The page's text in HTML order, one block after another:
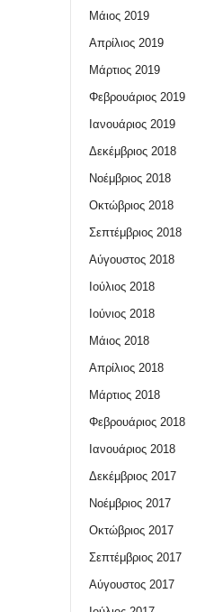
Μάιος 2019
Απρίλιος 2019
Μάρτιος 2019
Φεβρουάριος 2019
Ιανουάριος 2019
Δεκέμβριος 2018
Νοέμβριος 2018
Οκτώβριος 2018
Σεπτέμβριος 2018
Αύγουστος 2018
Ιούλιος 2018
Ιούνιος 2018
Μάιος 2018
Απρίλιος 2018
Μάρτιος 2018
Φεβρουάριος 2018
Ιανουάριος 2018
Δεκέμβριος 2017
Νοέμβριος 2017
Οκτώβριος 2017
Σεπτέμβριος 2017
Αύγουστος 2017